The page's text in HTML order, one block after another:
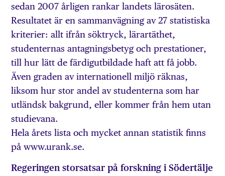
sedan 2007 årligen rankar landets lärosäten.
Resultatet är en sammanvägning av 27 statistiska
kriterier: allt ifrån söktryck, lärartäthet,
studenternas antagningsbetyg och prestationer,
till hur lätt de färdigutbildade haft att få jobb.
Även graden av internationell miljö räknas,
liksom hur stor andel av studenterna som har
utländsk bakgrund, eller kommer från hem utan
studievana.
Hela årets lista och mycket annan statistik finns
på www.urank.se.
Regeringen storsatsar på forskning i Södertälje